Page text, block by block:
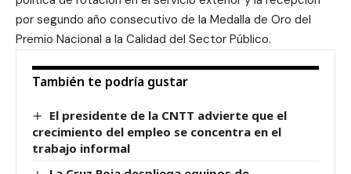
por segundo año consecutivo de la Medalla de Oro del
Premio Nacional a la Calidad del Sector Público.
También te podría gustar
El presidente de la CNTT advierte que el
crecimiento del empleo se concentra en el
trabajo informal